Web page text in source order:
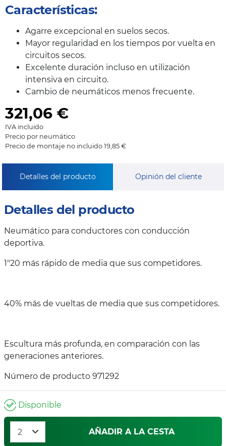
Características:
Agarre excepcional en suelos secos.
Mayor regularidad en los tiempos por vuelta en
circuitos secos.
Excelente duración incluso en utilización
intensiva en circuito.
Cambio de neumáticos menos frecuente.
321,06 €
IVA incluido
Precio por neumático
Precio de montaje no incluido 19,85 €
Detalles del producto Opinión del cliente
Detalles del producto
Neumático para conductores con conducción
deportiva.
1"20 más rápido de media que sus competidores.
40% más de vueltas de media que sus competidores.
Escultura más profunda, en comparación con las
generaciones anteriores.
Número de producto 971292
Disponible
AÑADIR A LA CESTA